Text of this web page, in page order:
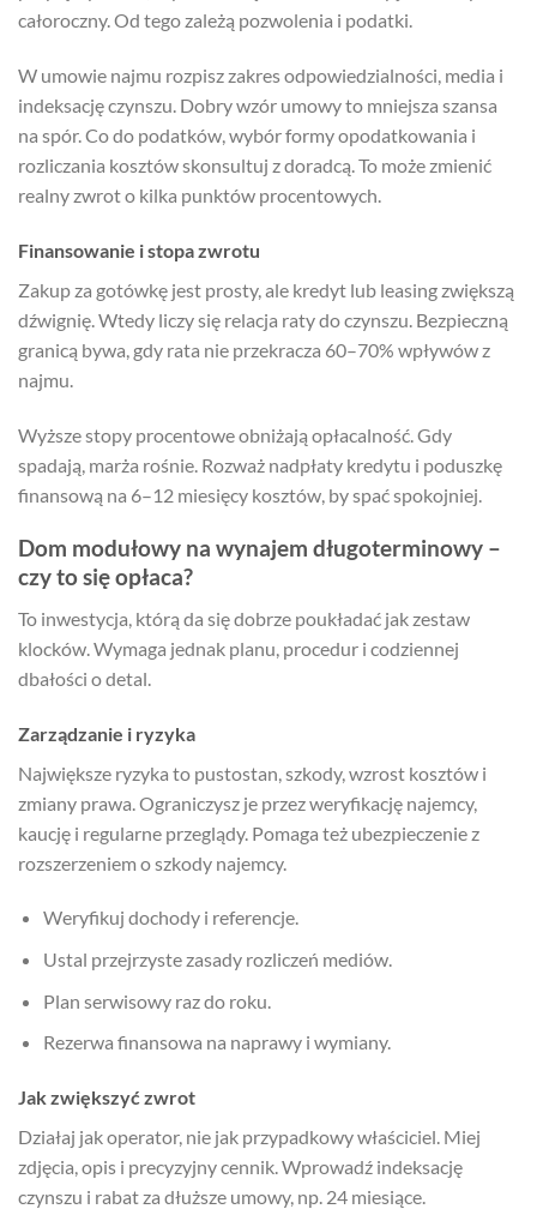
całoroczny. Od tego zależą pozwolenia i podatki.
W umowie najmu rozpisz zakres odpowiedzialności, media i
indeksację czynszu. Dobry wzór umowy to mniejsza szansa
na spór. Co do podatków, wybór formy opodatkowania i
rozliczania kosztów skonsultuj z doradcą. To może zmienić
realny zwrot o kilka punktów procentowych.
Finansowanie i stopa zwrotu
Zakup za gotówkę jest prosty, ale kredyt lub leasing zwiększą
dźwignię. Wtedy liczy się relacja raty do czynszu. Bezpieczną
granicą bywa, gdy rata nie przekracza 60–70% wpływów z
najmu.
Wyższe stopy procentowe obniżają opłacalność. Gdy
spadają, marża rośnie. Rozważ nadpłaty kredytu i poduszkę
finansową na 6–12 miesięcy kosztów, by spać spokojniej.
Dom modułowy na wynajem długoterminowy –
czy to się opłaca?
To inwestycja, którą da się dobrze poukładać jak zestaw
klocków. Wymaga jednak planu, procedur i codziennej
dbałości o detal.
Zarządzanie i ryzyka
Największe ryzyka to pustostan, szkody, wzrost kosztów i
zmiany prawa. Ograniczysz je przez weryfikację najemcy,
kaucję i regularne przeglądy. Pomaga też ubezpieczenie z
rozszerzeniem o szkody najemcy.
Weryfikuj dochody i referencje.
Ustal przejrzyste zasady rozliczeń mediów.
Plan serwisowy raz do roku.
Rezerwa finansowa na naprawy i wymiany.
Jak zwiększyć zwrot
Działaj jak operator, nie jak przypadkowy właściciel. Miej
zdjęcia, opis i precyzyjny cennik. Wprowadź indeksację
czynszu i rabat za dłuższe umowy, np. 24 miesiące.